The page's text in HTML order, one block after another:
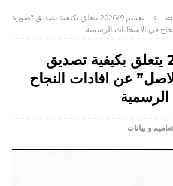
تعميم 2026/9 يتعلق بكيفية تصديق “صورة
في الامتحانات الرسمية
تعميم 2026/9 يتعلق بكيفية تصديق
عن افادات النجاح
الرسمية
تعاميم و بيانات